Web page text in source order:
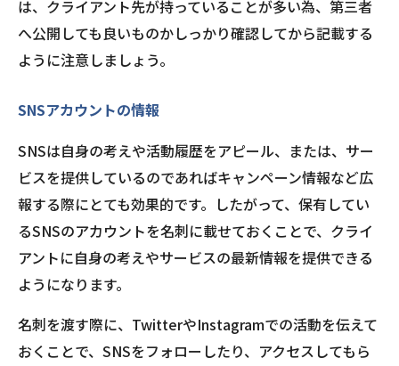
は、クライアント先が持っていることが多い為、第三者
へ公開しても良いものかしっかり確認してから記載する
ように注意しましょう。
SNSアカウントの情報
SNSは自身の考えや活動履歴をアピール、または、サー
ビスを提供しているのであればキャンペーン情報など広
報する際にとても効果的です。したがって、保有してい
るSNSのアカウントを名刺に載せておくことで、クライ
アントに自身の考えやサービスの最新情報を提供できる
ようになります。
名刺を渡す際に、TwitterやInstagramでの活動を伝えて
おくことで、SNSをフォローしたり、アクセスしてもら